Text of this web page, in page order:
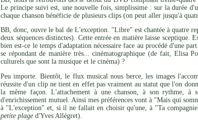
Le principe suivi est, une nouvelle fois, simplissime : sur la durée
chaque chanson bénéficie de plusieurs clips (on peut aller jusqu'à
BB, donc, ouvre le bal de L'exception. "Libre" est chantée à quatre
deux séquences distinctes). Cette entrée en matière laisse
bien est-ce le temps d'adaptation nécessaire face au procédé d'une
se répondant de manière très... cinématographique (de fait, Elisa
culturels que sont la musique et le cinéma) ?
Peu importe. Bientôt, le flux musical nous berce, les images
réussite d'un clip ne tient en effet pas vraiment au statut que l'on
la même façon. L'attachement à une chanson, à son rythme, à
d'enrichissement mutuel. Ainsi mes préférences vont à "Mais qui
à "L'exception" et, si il ne fallait en choisir qu'une, à "Ta
petite plage d'Yves Allégret).